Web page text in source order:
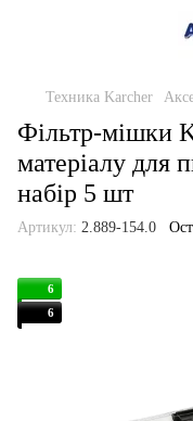
Техника Karcher
Фільтр-мішки
матеріалу для
набір 5 шт
Артикул: 2.889-154.0
6
6